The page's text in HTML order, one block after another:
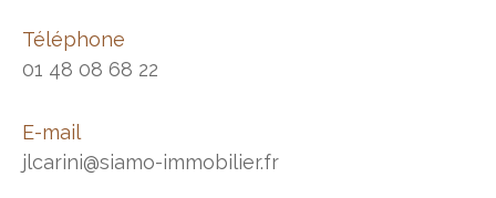
Téléphone
01 48 08 68 22
E-mail
jlcarini@siamo-immobilier.fr